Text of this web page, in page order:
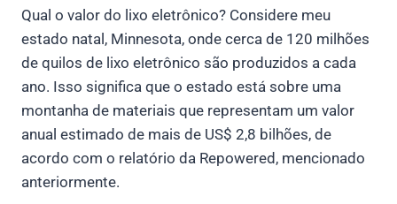
Qual o valor do lixo eletrônico? Considere meu
estado natal, Minnesota, onde cerca de 120 milhões
de quilos de lixo eletrônico são produzidos a cada
ano. Isso significa que o estado está sobre uma
montanha de materiais que representam um valor
anual estimado de mais de US$ 2,8 bilhões, de
acordo com o relatório da Repowered, mencionado
anteriormente.